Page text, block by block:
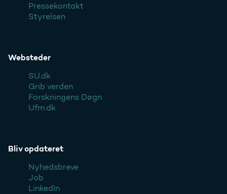
Pressekontakt
Styrelsen
Websteder
SU.dk
Grib verden
Forskningens Døgn
Ufm.dk
Bliv opdateret
Nyhedsbreve
Job
LinkedIn